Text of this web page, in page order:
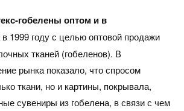
гобелены оптом и в
в 1999 году с целью оптовой продажи
тканей (гобеленов). В
рынка показало, что спросом
ткани, но и картины, покрывала,
сувениры из гобелена, в связи с чем